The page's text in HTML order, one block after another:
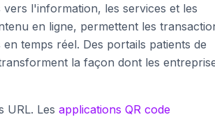
vers l'information, les services et les
en ligne, permettent les
temps réel. Des portails patients de
la façon dont les
URL. Les applications QR code